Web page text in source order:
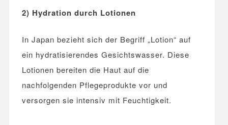
2) Hydration durch Lotionen
In Japan bezieht sich der Begriff „Lotion“ auf
ein hydratisierendes Gesichtswasser. Diese
Lotionen bereiten die Haut auf die
nachfolgenden Pflegeprodukte vor und
versorgen sie intensiv mit Feuchtigkeit.